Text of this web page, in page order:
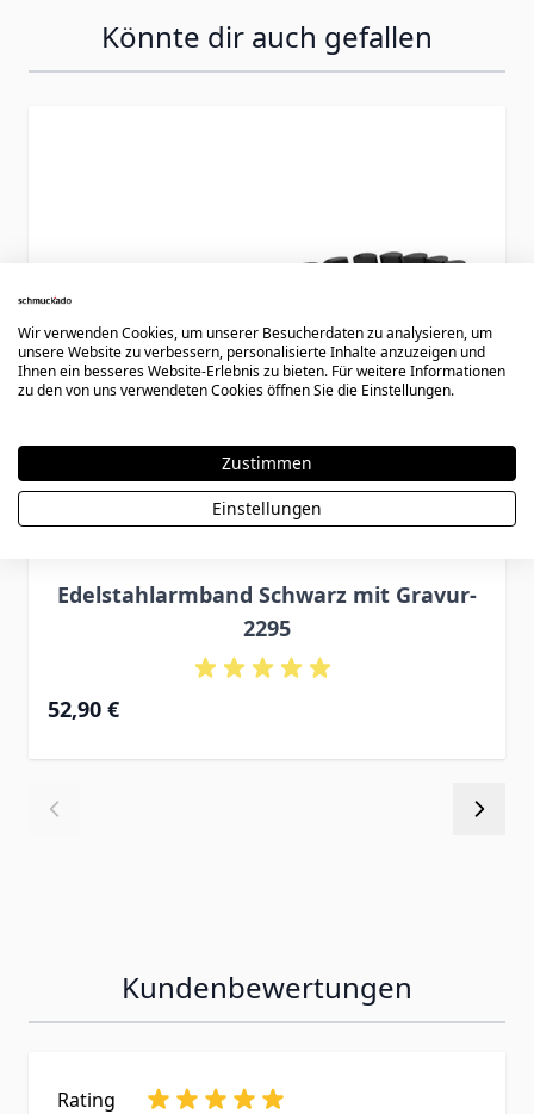
Könnte dir auch gefallen
Edelstahlarmband Schwarz mit Gravur-
2295
52,90 €
Kundenbewertungen
Rating
Wir verwenden Cookies, um unserer Besucherdaten zu analysieren, um
unsere Website zu verbessern, personalisierte Inhalte anzuzeigen und
Ihnen ein besseres Website-Erlebnis zu bieten. Für weitere Informationen
zu den von uns verwendeten Cookies öffnen Sie die Einstellungen.
Zustimmen
Einstellungen